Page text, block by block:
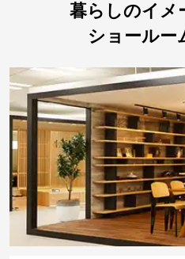
暮らしのイメ
ショールー